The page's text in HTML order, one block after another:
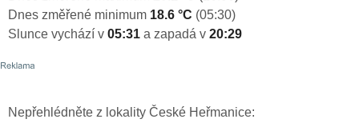
Dnes změřené minimum 18.6 °C (05:30)
Slunce vychází v 05:31 a zapadá v 20:29
Nepřehlédněte z lokality České Heřmanice: